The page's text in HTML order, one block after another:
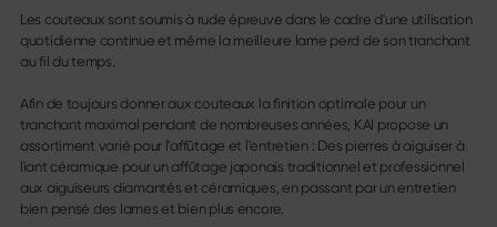
Les couteaux sont soumis à rude épreuve dans le cadre d'une utilisation
quotidienne continue et même la meilleure lame perd de son tranchant
au fil du temps.
Afin de toujours donner aux couteaux la finition optimale pour un
tranchant maximal pendant de nombreuses années, KAI propose un
assortiment varié pour l'affûtage et l'entretien : Des pierres à aiguiser à
liant céramique pour un affûtage japonais traditionnel et professionnel
aux aiguiseurs diamantés et céramiques, en passant par un entretien
bien pensé des lames et bien plus encore.